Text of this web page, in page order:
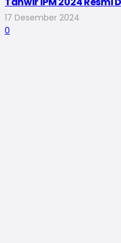
17 Desember 2024
0